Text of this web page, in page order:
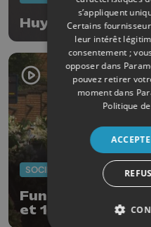
Huy :
SOCIÉTÉ
Funérailles du
et 1000
s’appliquent
Certains
leur intérêt
consentement ;
opposer dans
pouvez retirer
moment dans
Politique